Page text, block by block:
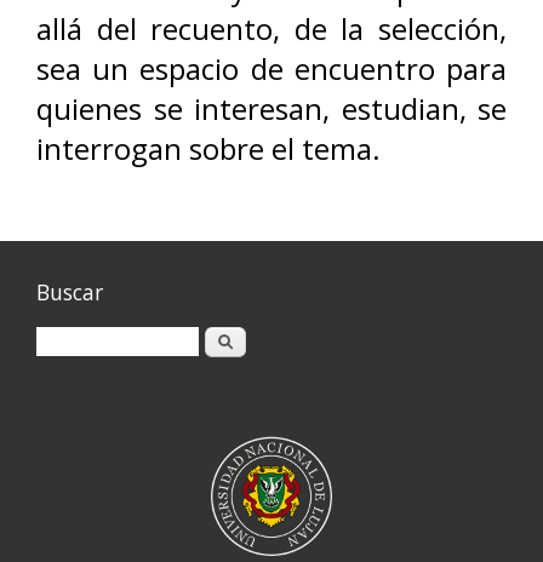
allá del recuento, de la selección,
sea un espacio de encuentro para
quienes se interesan, estudian, se
interrogan sobre el tema.
Buscar
Buscar